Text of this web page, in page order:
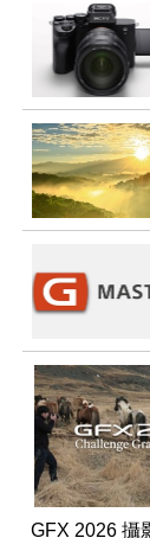
GFX 2026 攝